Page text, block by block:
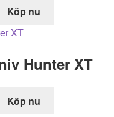
kr.
Köp nu
Hunter XT
Köp nu